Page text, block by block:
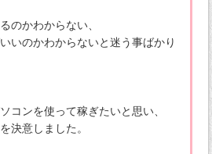
のかわからない、
いのかわからないと迷う事ばかり
コンを使って稼ぎたいと思い、
決意しました。